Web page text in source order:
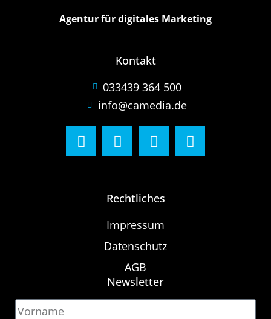
Agentur für digitales Marketing
Kontakt
033439 364 500
info@camedia.de
Rechtliches
Impressum
Datenschutz
AGB
Newsletter